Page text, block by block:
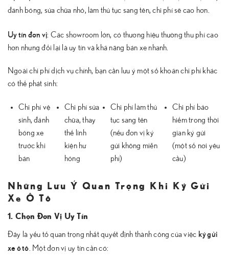
đánh bóng, sửa chữa nhỏ, làm thủ tục sang tên, chi phí sẽ cao hơn.
Uy tín đơn vị: Các showroom lớn, có thương hiệu thường thu phí cao
hơn nhưng đổi lại là uy tín và khả năng bán xe nhanh.
Ngoài chi phí dịch vụ chính, bạn cần lưu ý một số khoản chi phí khác
có thể phát sinh:
Chi phí vệ
sinh, đánh
bóng xe
trước khi
bán
Chi phí sửa
chữa, thay
thế linh
kiện hư
hỏng
Chi phí làm thủ
tục sang tên
(nếu đơn vị ký
gửi không miễn
phí)
Chi phí bảo
hiểm trong thời
gian ký gửi
(một số nơi yêu
cầu)
Những Lưu Ý Quan Trọng Khi Ký Gửi
Xe Ô Tô
1. Chọn Đơn Vị Uy Tín
Đây là yếu tố quan trọng nhất quyết định thành công của việc ký gửi
xe ô tô . Một đơn vị uy tín cần có: